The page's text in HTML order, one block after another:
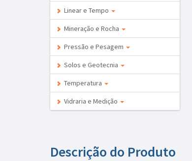
Linear e Tempo
Mineração e Rocha
Pressão e Pesagem
Solos e Geotecnia
Temperatura
Vidraria e Medição
Descrição do Produto